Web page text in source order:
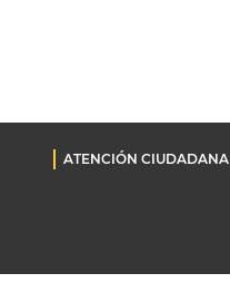
ATENCIÓN CIUDADANA